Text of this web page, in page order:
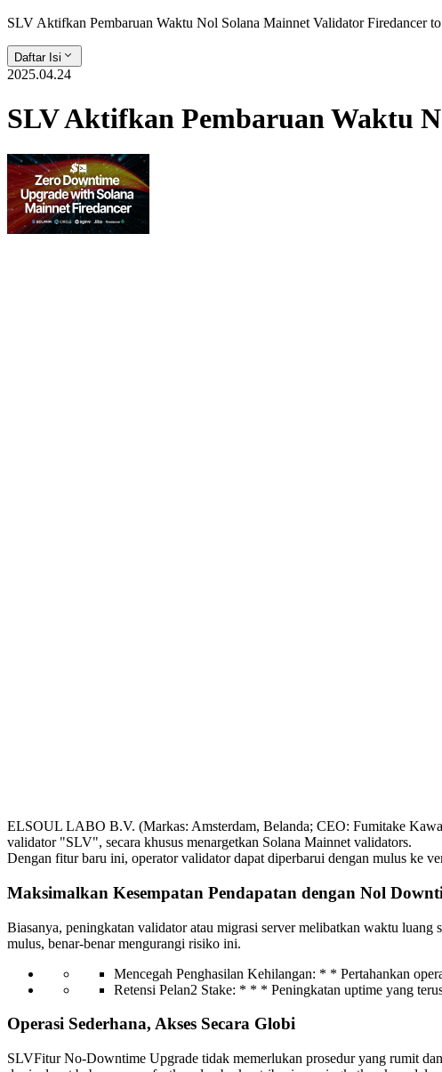
SLV Aktifkan Pembaruan Waktu Nol Solana Mainnet Validator Firedancer
Daftar Isi
2025.04.24
SLV Aktifkan Pembaruan Waktu
ELSOUL LABO B.V. (Markas: Amsterdam, Belanda; CEO: Fumitake
validator "SLV", secara khusus menargetkan Solana Mainnet validators.
Dengan fitur baru ini, operator validator dapat diperbarui dengan mulus ke
Maksimalkan Kesempatan Pendapatan dengan Nol
Biasanya, peningkatan validator atau migrasi server melibatkan waktu
mulus, benar-benar mengurangi risiko ini.
Mencegah Penghasilan Kehilangan: * * Pertahankan
Retensi Pelan2 Stake: * * * Peningkatan uptime yang
Operasi Sederhana, Akses Secara Globi
SLVFitur No-Downtime Upgrade tidak memerlukan prosedur yang rumit